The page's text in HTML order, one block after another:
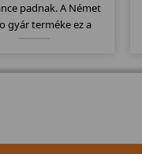
padnak. A Német
gyár terméke ez a
szállítógörgők, 26